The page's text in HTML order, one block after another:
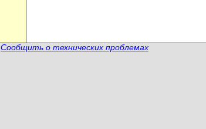
Сообщить о технических проблемах